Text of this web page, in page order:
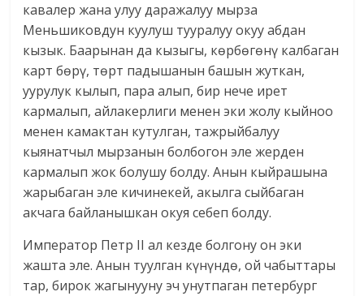
кавалер жана улуу даражалуу мырза
Меньшиковдун куулуш тууралуу окуу абдан
кызык. Баарынан да кызыгы, көрбөгөнү калбаган
карт бөрү, төрт падышанын башын жуткан,
уурулук кылып, пара алып, бир нече ирет
кармалып, айлакерлиги менен эки жолу кыйноо
менен камактан кутулган, тажрыйбалуу
кыянатчыл мырзанын болбогон эле жерден
кармалып жок болушу болду. Анын кыйрашына
жарыбаган эле кичинекей, акылга сыйбаган
акчага байланышкан окуя себеп болду.
Император Петр II ал кезде болгону он эки
жашта эле. Анын туулган күнүндө, ой чабыттары
тар, бирок жагынууну эч унутпаган петербург